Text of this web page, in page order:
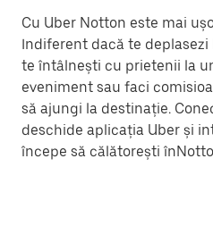
Cu Uber Notton este mai
Indiferent dacă te deplasezi
te întâlnești cu prietenii la
eveniment sau faci
să ajungi la destinație.
deschide aplicația Uber și
începe să călătorești